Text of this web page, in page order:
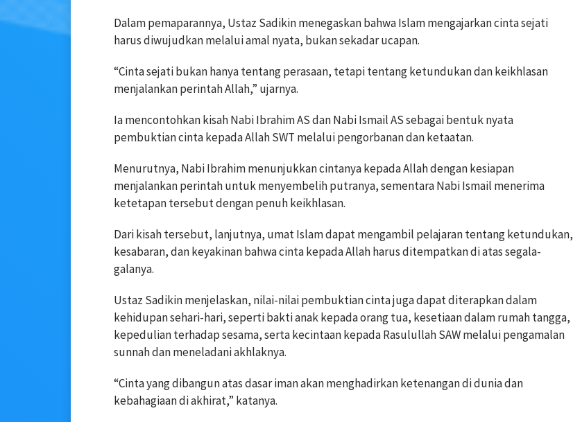
Dalam pemaparannya, Ustaz Sadikin menegaskan bahwa Islam mengajarkan cinta sejati
harus diwujudkan melalui amal nyata, bukan sekadar ucapan.
“Cinta sejati bukan hanya tentang perasaan, tetapi tentang ketundukan dan keikhlasan
menjalankan perintah Allah,” ujarnya.
Ia mencontohkan kisah Nabi Ibrahim AS dan Nabi Ismail AS sebagai bentuk nyata
pembuktian cinta kepada Allah SWT melalui pengorbanan dan ketaatan.
Menurutnya, Nabi Ibrahim menunjukkan cintanya kepada Allah dengan kesiapan
menjalankan perintah untuk menyembelih putranya, sementara Nabi Ismail menerima
ketetapan tersebut dengan penuh keikhlasan.
Dari kisah tersebut, lanjutnya, umat Islam dapat mengambil pelajaran tentang ketundukan,
kesabaran, dan keyakinan bahwa cinta kepada Allah harus ditempatkan di atas segala-
galanya.
Ustaz Sadikin menjelaskan, nilai-nilai pembuktian cinta juga dapat diterapkan dalam
kehidupan sehari-hari, seperti bakti anak kepada orang tua, kesetiaan dalam rumah tangga,
kepedulian terhadap sesama, serta kecintaan kepada Rasulullah SAW melalui pengamalan
sunnah dan meneladani akhlaknya.
“Cinta yang dibangun atas dasar iman akan menghadirkan ketenangan di dunia dan
kebahagiaan di akhirat,” katanya.